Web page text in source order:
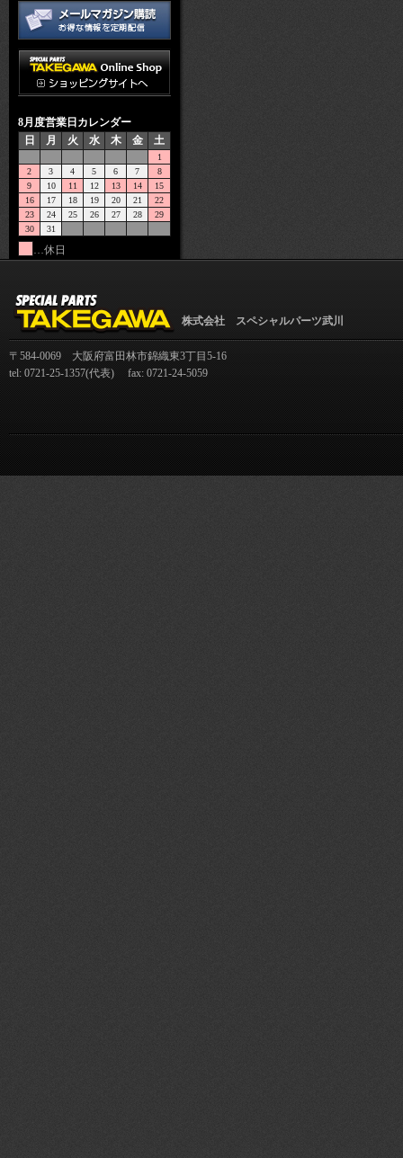
8月度営業日カレンダー
日
月 火 水 木 金 土
1
2
3 4 5 6 7
8
9
10 11 12 13 14
15
16
17 18 19 20 21
22
23
24 25 26 27 28
29
30
31
…休日
株式会社 スペシャルパーツ武川
〒584-0069 大阪府富田林市錦織東3丁目5-16
tel: 0721-25-1357(代表) fax: 0721-24-5059